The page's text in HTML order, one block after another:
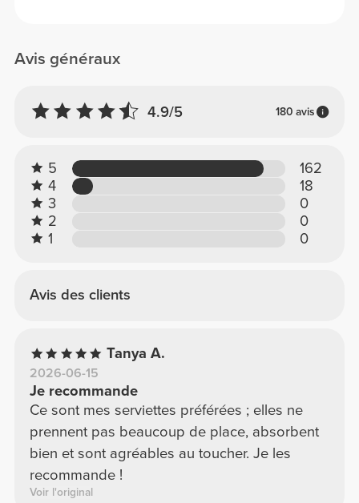
Avis généraux
4.9/5 180 avis
5
162
4
18
3
0
2
0
1
0
Avis des clients
Tanya A.
2026-06-15
Je recommande
Ce sont mes serviettes préférées ; elles ne
prennent pas beaucoup de place, absorbent
bien et sont agréables au toucher. Je les
recommande !
Voir l'original